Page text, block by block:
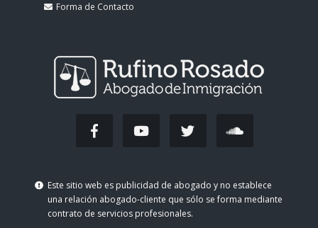
Forma de Contacto
Este sitio web es publicidad de abogado y no establece
una relación abogado-cliente que sólo se forma mediante
contrato de servicios profesionales.